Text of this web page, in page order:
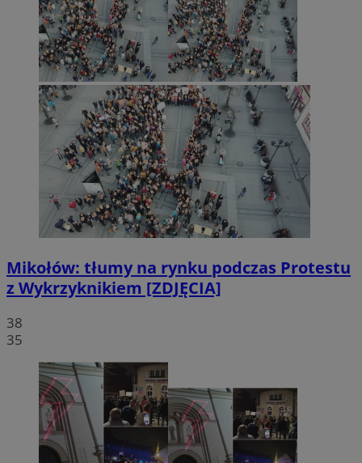
Mikołów: tłumy na rynku podczas Protestu
z Wykrzyknikiem [ZDJĘCIA]
38
35